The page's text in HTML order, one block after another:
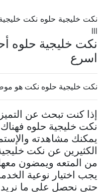
نكت خليجية حلوه نكت خليجية
نكت خليجية حلوه
اسرع
نكت خليجية حلوه نكت هو
إذا كنت تبحث عن
نكت خليجية حلوه
يمكنك مشاهدته
الكثيرين عن نكت خليجية
من المتعه ويمضون
يجب اختيار نوعية
حتى نحصل على ما نريد